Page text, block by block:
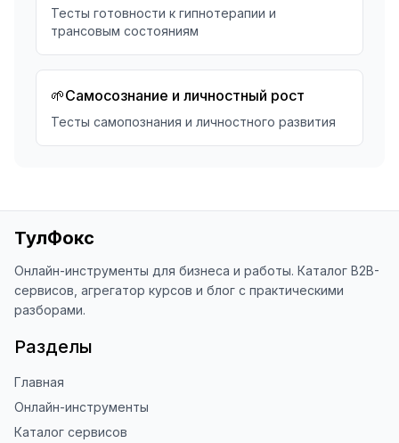
Тесты готовности к гипнотерапии и
трансовым состояниям
🌱Самосознание и личностный рост
Тесты самопознания и личностного развития
ТулФокс
Онлайн-инструменты для бизнеса и работы. Каталог B2B-
сервисов, агрегатор курсов и блог с практическими
разборами.
Разделы
Главная
Онлайн-инструменты
Каталог сервисов